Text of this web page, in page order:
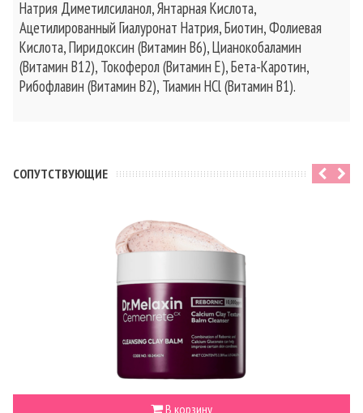
Натрия Диметилсиланол, Янтарная Кислота,
Ацетилированный Гиалуронат Натрия, Биотин, Фолиевая
Кислота, Пиридоксин (Витамин B6), Цианокобаламин
(Витамин B12), Токоферол (Витамин E), Бета-Каротин,
Рибофлавин (Витамин B2), Тиамин HCl (Витамин B1).
CОПУТСТВУЮЩИЕ
В корзину